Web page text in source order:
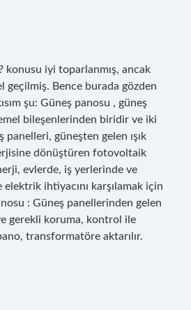
konusu iyi toparlanmış, ancak
geçilmiş. Bence burada gözden
şu: Güneş panosu , güneş
bileşenlerinden biridir ve iki
güneşten gelen ışık
dönüştüren fotovoltaik
evlerde, iş yerlerinde ve
ihtiyacını karşılamak için
: Güneş panellerinden gelen
gerekli koruma, kontrol ile
transformatöre aktarılır.